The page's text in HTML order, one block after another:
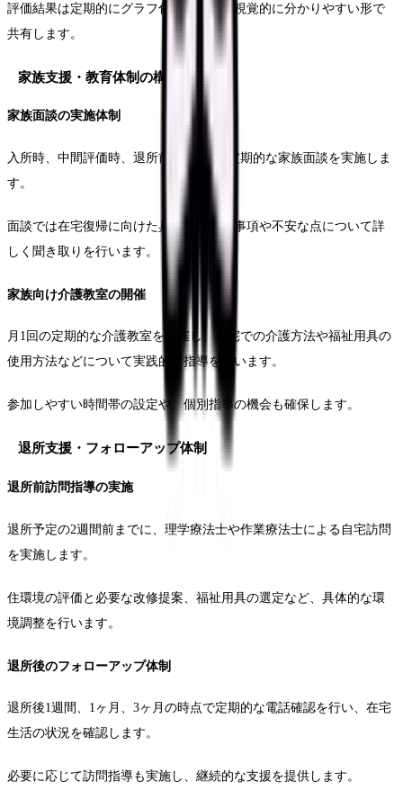
評価結果は定期的にグラフ化するなど、視覚的に分かりやすい形で
共有します。
家族支援・教育体制の構築
家族面談の実施体制
入所時、中間評価時、退所前の3段階で定期的な家族面談を実施しま
す。
面談では在宅復帰に向けた具体的な準備事項や不安な点について詳
しく聞き取りを行います。
家族向け介護教室の開催
月1回の定期的な介護教室を開催し、在宅での介護方法や福祉用具の
使用方法などについて実践的な指導を行います。
参加しやすい時間帯の設定や、個別指導の機会も確保します。
退所支援・フォローアップ体制
退所前訪問指導の実施
退所予定の2週間前までに、理学療法士や作業療法士による自宅訪問
を実施します。
住環境の評価と必要な改修提案、福祉用具の選定など、具体的な環
境調整を行います。
退所後のフォローアップ体制
退所後1週間、1ヶ月、3ヶ月の時点で定期的な電話確認を行い、在宅
生活の状況を確認します。
必要に応じて訪問指導も実施し、継続的な支援を提供します。